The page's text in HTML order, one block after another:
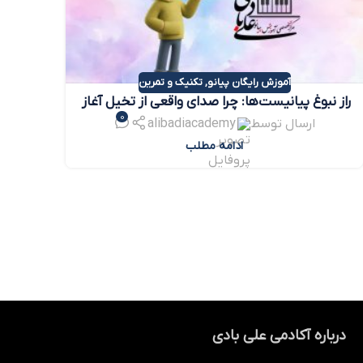
آموزش رایگان پیانو,تکنیک و تمرین
راز نبوغ پیانیست‌ها: چرا صدای واقعی از تخیل آغاز
می‌شود؟ارسال توسط alibadiacademy
0
ادامه مطلب
درباره آکادمی علی بادی